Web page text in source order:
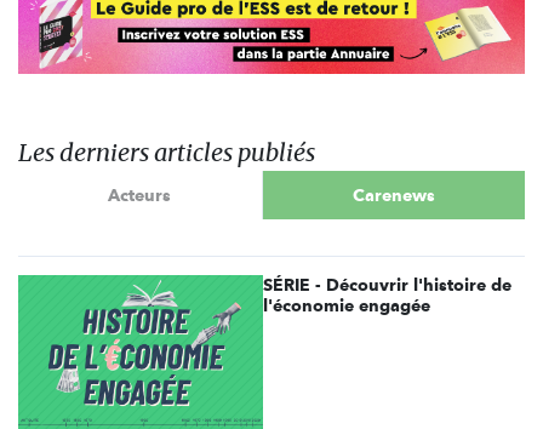
Les derniers articles publiés
Acteurs Carenews
SÉRIE - Découvrir l'histoire de
l'économie engagée